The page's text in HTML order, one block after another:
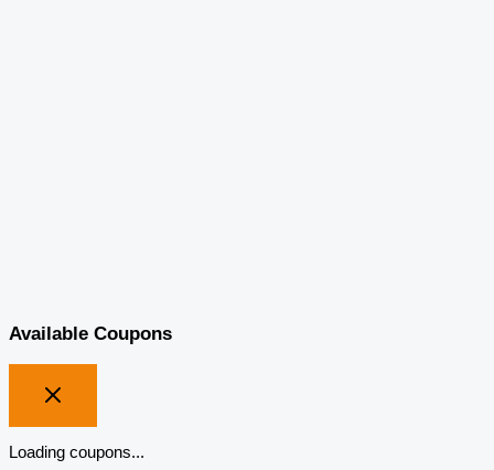
Available Coupons
Loading coupons...